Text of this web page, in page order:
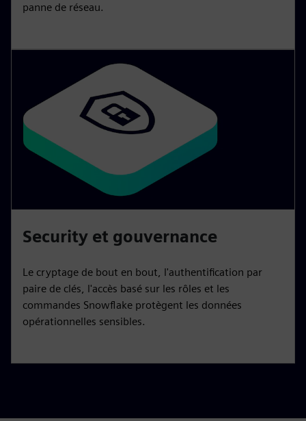
panne de réseau.
Security et gouvernance
Le cryptage de bout en bout, l'authentification par
paire de clés, l'accès basé sur les rôles et les
commandes Snowflake protègent les données
opérationnelles sensibles.